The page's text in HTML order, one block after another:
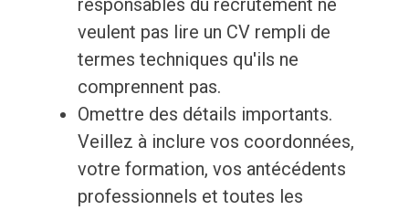
responsables du recrutement ne
veulent pas lire un CV rempli de
termes techniques qu'ils ne
comprennent pas.
Omettre des détails importants.
Veillez à inclure vos coordonnées,
votre formation, vos antécédents
professionnels et toutes les